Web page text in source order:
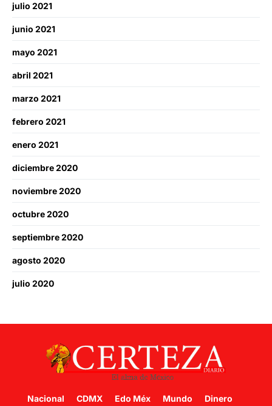
julio 2021
junio 2021
mayo 2021
abril 2021
marzo 2021
febrero 2021
enero 2021
diciembre 2020
noviembre 2020
octubre 2020
septiembre 2020
agosto 2020
julio 2020
Nacional CDMX Edo Méx Mundo Dinero